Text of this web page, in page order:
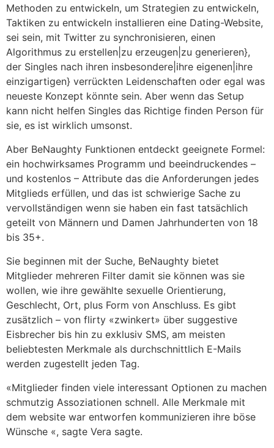
Methoden zu entwickeln, um Strategien zu entwickeln,
Taktiken zu entwickeln installieren eine Dating-Website,
sei sein, mit Twitter zu synchronisieren, einen
Algorithmus zu erstellen|zu erzeugen|zu generieren},
der Singles nach ihren insbesondere|ihre eigenen|ihre
einzigartigen} verrückten Leidenschaften oder egal was
neueste Konzept könnte sein. Aber wenn das Setup
kann nicht helfen Singles das Richtige finden Person für
sie, es ist wirklich umsonst.
Aber BeNaughty Funktionen entdeckt geeignete Formel:
ein hochwirksames Programm und beeindruckendes –
und kostenlos – Attribute das die Anforderungen jedes
Mitglieds erfüllen, und das ist schwierige Sache zu
vervollständigen wenn sie haben ein fast tatsächlich
geteilt von Männern und Damen Jahrhunderten von 18
bis 35+.
Sie beginnen mit der Suche, BeNaughty bietet
Mitglieder mehreren Filter damit sie können was sie
wollen, wie ihre gewählte sexuelle Orientierung,
Geschlecht, Ort, plus Form von Anschluss. Es gibt
zusätzlich – von flirty «zwinkert» über suggestive
Eisbrecher bis hin zu exklusiv SMS, am meisten
beliebtesten Merkmale als durchschnittlich E-Mails
werden zugestellt jeden Tag.
«Mitglieder finden viele interessant Optionen zu machen
schmutzig Assoziationen schnell. Alle Merkmale mit
dem website war entworfen kommunizieren ihre böse
Wünsche «, sagte Vera sagte.